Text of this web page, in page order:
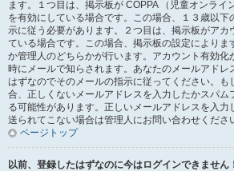
ます。１つ目は、掲示板が COPPA （児童オンライ
を有効にしている場合です。この場合、１３歳以下
示に従う必要があります。２つ目は、掲示板がアカ
ている場合です。この場合、掲示板の設定によりま
か管理人のどちらかが行います。アカウント有効化
時にメールで知らされます。あなたのメールアドレ
はずなのでそのメールの指示に従ってください。も
合、正しくないメールアドレスを入力したかスパム
る可能性があります。正しいメールアドレスを入力
送られてこない場合は管理人にお問い合わせくださ
ページトップ
以前、登録したはずなのに今はログインできません！